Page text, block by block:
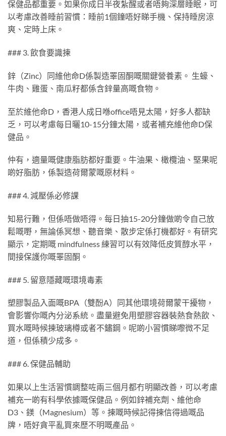
保健品都重要。如果你成日半夜紮醒或者唔夠深層睡眠，可
以考慮改善睡前習慣：睡前1個鐘唔好睇手機、保持睡房涼
爽、定時上床。
### 3. 飲食要識揀
鋅（Zinc）同維他命D係製造睪固酮嘅關鍵營養素。 生蠔、
牛肉、雞蛋、南瓜籽都係含鋅量高嘅食物。
至於維他命D，香港人成日喺office唔見太陽，好多人都缺
乏，可以考慮每日曬10-15分鐘太陽，或者補充維他命D保
健品。
仲有，適量嘅健康脂肪都好重要。牛油果、橄欖油、堅果呢
啲好脂肪，係製造荷爾蒙嘅原材料。
### 4. 減壓係必修課
知易行難，但係唔做唔得。每日抽15-20分鐘做啲令自己放
鬆嘅嘢，無論係冥想、聽音樂、散步定係打機都好。有研究
顯示，定期嘅 mindfulness 練習可以有效降低皮質醇水平，
間接保護你嘅睪固酮。
### 5. 留意隱藏嘅環境毒素
塑膠製品入面嘅BPA（雙酚A）同其他環境荷爾蒙干擾物，
會影響你嘅內分泌系統。盡量避免用塑膠容器裝熱食熱飲、
買水嘅時候揀玻璃樽或者不鏽鋼。呢啲小習慣睇嚟微不足
道，但係積少成多。
### 6. 保健品輔助
如果以上生活習慣調整咗兩三個月都冇明顯改善，可以考慮
補充一啲有科學依據嘅保健品。例如鋅補充劑、維他命
D3、鎂（Magnesium）等。揀嘅時候記得揀信得過嘅品
牌，唔好貪平亂買來歷不明嘅產品。